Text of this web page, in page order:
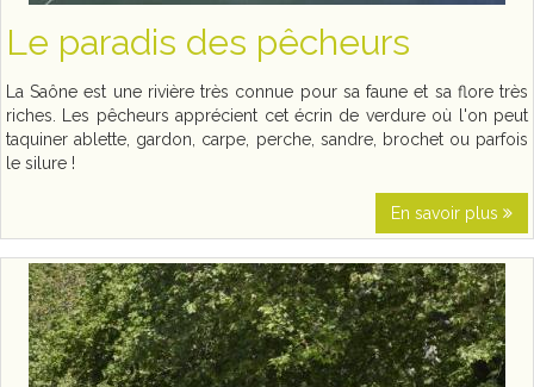
Le paradis des pêcheurs
La Saône est une rivière très connue pour sa faune et sa flore très
riches. Les pêcheurs apprécient cet écrin de verdure où l'on peut
taquiner ablette, gardon, carpe, perche, sandre, brochet ou parfois
le silure !
En savoir plus